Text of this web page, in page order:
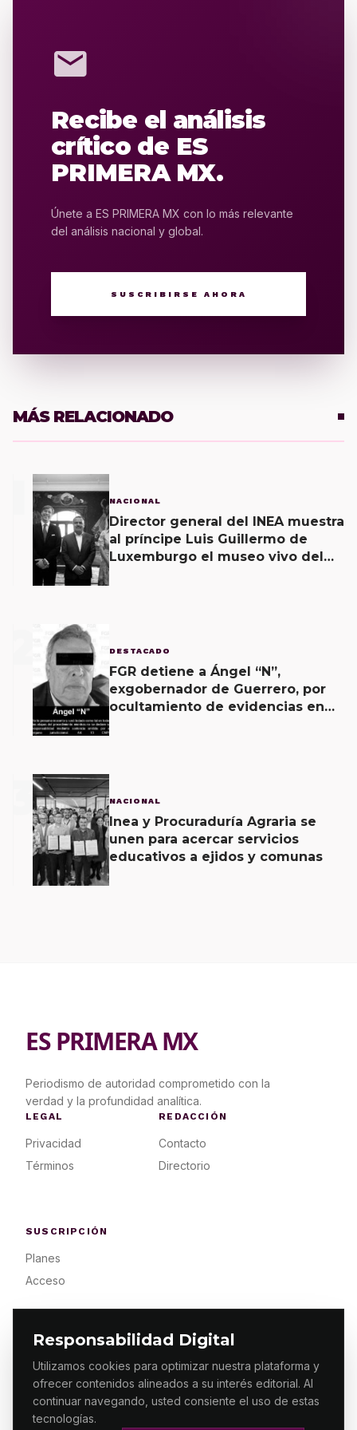
Responsabilidad Digital
Utilizamos cookies para optimizar nuestra plataforma y
ofrecer contenidos alineados a su interés editorial. Al
continuar navegando, usted consiente el uso de estas
tecnologías.
mail
Recibe el análisis
crítico de ES
PRIMERA MX.
Únete a ES PRIMERA MX con lo más relevante
del análisis nacional y global.
SUSCRIBIRSE AHORA
MÁS RELACIONADO
NACIONAL
Director general del INEA muestra
al príncipe Luis Guillermo de
Luxemburgo el museo vivo del
DESTACADO
FGR detiene a Ángel “N”,
exgobernador de Guerrero, por
ocultamiento de evidencias en
3 NACIONAL
Inea y Procuraduría Agraria se
unen para acercar servicios
educativos a ejidos y comunas
ES PRIMERA MX
Periodismo de autoridad comprometido con la
verdad y la profundidad analítica.
LEGAL
Privacidad
Términos
REDACCIÓN
Contacto
Directorio
SUSCRIPCIÓN
Planes
Acceso
© 2026 ES PRIMERA MX. ALGUNOS DERECHOS
RESERVADOS / DESIGNMAKING.MX